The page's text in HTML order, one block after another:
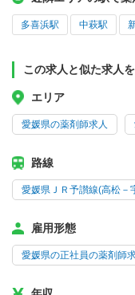
多喜浜駅 中萩駅
この求人と似た求人
エリア
愛媛県の薬剤師求人
路線
愛媛県ＪＲ予讃線(高松－
雇用形態
愛媛県の正社員の薬剤師